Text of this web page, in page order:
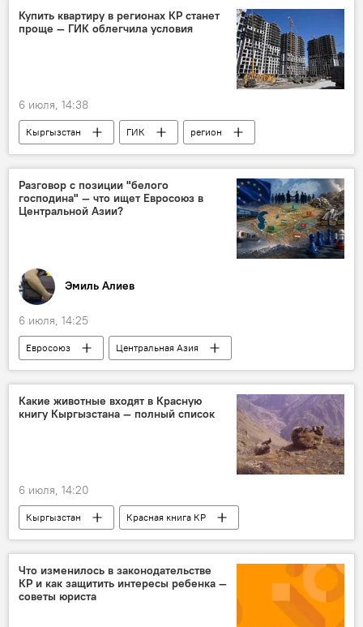
Дамир Осмонов
Купить квартиру в регионах КР станет
проще — ГИК облегчила условия
6 июля, 14:38
Кыргызстан ГИК
регион
квартира
ипотека условия
Разговор с позиции "белого
господина" — что ищет Евросоюз в
Центральной Азии?
Эмиль Алиев
6 июля, 14:25
Евросоюз
Центральная Азия
Политика
геополитика
интересы
Какие животные входят в Красную
книгу Кыргызстана — полный список
6 июля, 14:20
Кыргызстан
Красная книга КР
животные
снежный барс
редкие животные
экология
Что изменилось в законодательстве
КР и как защитить интересы ребенка —
советы юриста